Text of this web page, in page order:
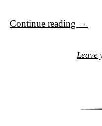
Continue reading →
Leave